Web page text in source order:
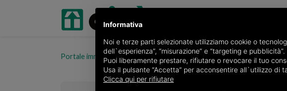
Portale immobiliare oikia.it Terreni agricoli in affitto in provincia di
Informativa
Noi e terze parti selezionate utilizziamo cookie o
dell`esperienza”, “misurazione” e “targeting e
Puoi liberamente prestare, rifiutare o revocare il tuo
Usa il pulsante “Accetta” per acconsentire all`utilizzo di
Clicca qui per rifiutare